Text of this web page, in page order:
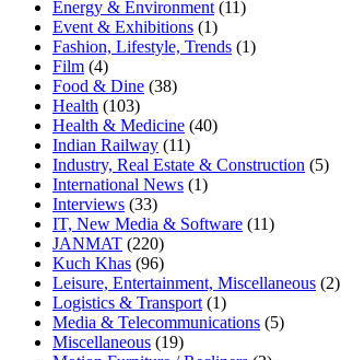
Energy & Environment (11)
Event & Exhibitions (1)
Fashion, Lifestyle, Trends (1)
Film (4)
Food & Dine (38)
Health (103)
Health & Medicine (40)
Indian Railway (11)
Industry, Real Estate & Construction (5)
International News (1)
Interviews (33)
IT, New Media & Software (11)
JANMAT (220)
Kuch Khas (96)
Leisure, Entertainment, Miscellaneous (2)
Logistics & Transport (1)
Media & Telecommunications (5)
Miscellaneous (19)